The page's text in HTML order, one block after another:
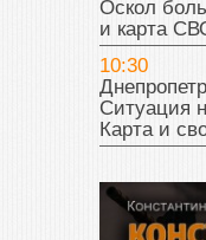
Оскол
и карта
10:30
Ситуация
Карта и